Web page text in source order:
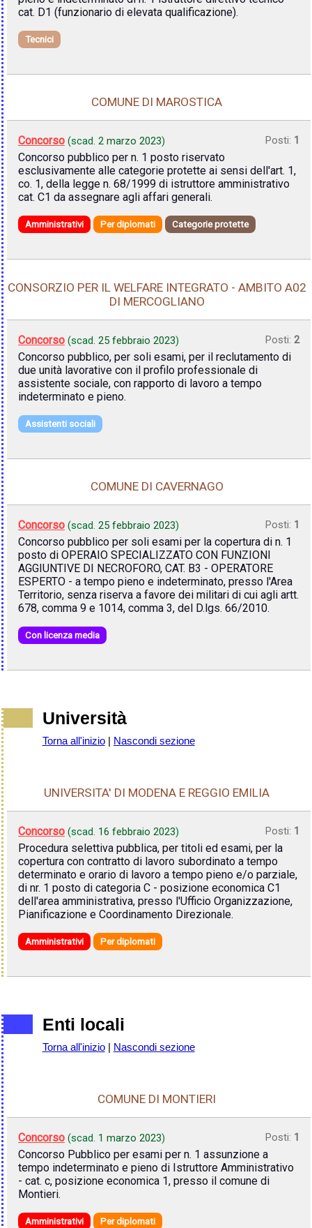
cat. D1 (funzionario di elevata qualificazione).
Tecnici
COMUNE DI MAROSTICA
Concorso (scad. 2 marzo 2023) Posti: 1
Concorso pubblico per n. 1 posto riservato
esclusivamente alle categorie protette ai sensi dell'art. 1,
co. 1, della legge n. 68/1999 di istruttore amministrativo
cat. C1 da assegnare agli affari generali.
Amministrativi Per diplomati Categorie protette
CONSORZIO PER IL WELFARE INTEGRATO - AMBITO A02
DI MERCOGLIANO
Concorso (scad. 25 febbraio 2023) Posti: 2
Concorso pubblico, per soli esami, per il reclutamento di
due unità lavorative con il profilo professionale di
assistente sociale, con rapporto di lavoro a tempo
indeterminato e pieno.
Assistenti sociali
COMUNE DI CAVERNAGO
Concorso (scad. 25 febbraio 2023) Posti: 1
Concorso pubblico per soli esami per la copertura di n. 1
posto di OPERAIO SPECIALIZZATO CON FUNZIONI
AGGIUNTIVE DI NECROFORO, CAT. B3 - OPERATORE
ESPERTO - a tempo pieno e indeterminato, presso l'Area
Territorio, senza riserva a favore dei militari di cui agli artt.
678, comma 9 e 1014, comma 3, del D.lgs. 66/2010.
Con licenza media
Università
Torna all'inizio| Nascondi sezione
UNIVERSITA' DI MODENA E REGGIO EMILIA
Concorso (scad. 16 febbraio 2023) Posti: 1
Procedura selettiva pubblica, per titoli ed esami, per la
copertura con contratto di lavoro subordinato a tempo
determinato e orario di lavoro a tempo pieno e/o parziale,
di nr. 1 posto di categoria C - posizione economica C1
dell'area amministrativa, presso l'Ufficio Organizzazione,
Pianificazione e Coordinamento Direzionale.
Amministrativi Per diplomati
Enti locali
Torna all'inizio| Nascondi sezione
COMUNE DI MONTIERI
Concorso (scad. 1 marzo 2023) Posti: 1
Concorso Pubblico per esami per n. 1 assunzione a
tempo indeterminato e pieno di Istruttore Amministrativo
- cat. c, posizione economica 1, presso il comune di
Montieri.
Amministrativi Per diplomati